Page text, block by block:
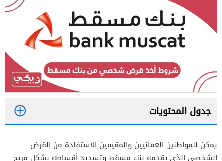
جدول المحتويات
1.1 شروط القرض الشخصي من بنك مسقط
يمكن للمواطنين العمانيين والمقيمين الاستفادة من القرض
الشخصي الذي يقدمه بنك مسقط وتسديد أقساطه بشكل مريح